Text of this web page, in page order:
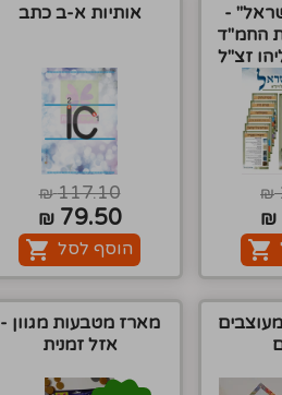
-
החמ''ד
זצ''ל
₪
₪
אותיות א-ב כתב
117.10
₪
79.50
₪
הוסף לסל
מארז מטבעות מגוון -
אזל זמנית